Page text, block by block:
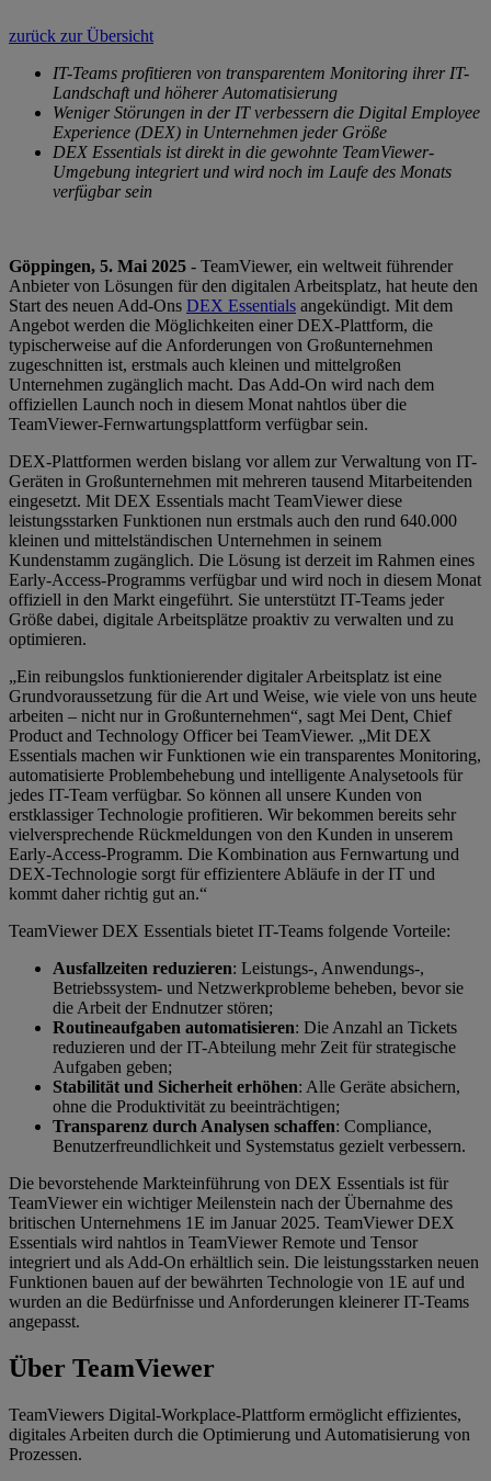
zurück zur Übersicht
IT-Teams profitieren von transparentem Monitoring ihrer IT-
Landschaft und höherer Automatisierung
Weniger Störungen in der IT verbessern die Digital Employee
Experience (DEX) in Unternehmen jeder Größe
DEX Essentials ist direkt in die gewohnte TeamViewer-
Umgebung integriert und wird noch im Laufe des Monats
verfügbar sein
Göppingen, 5. Mai 2025 - TeamViewer, ein weltweit führender
Anbieter von Lösungen für den digitalen Arbeitsplatz, hat heute den
Start des neuen Add-Ons DEX Essentials angekündigt. Mit dem
Angebot werden die Möglichkeiten einer DEX-Plattform, die
typischerweise auf die Anforderungen von Großunternehmen
zugeschnitten ist, erstmals auch kleinen und mittelgroßen
Unternehmen zugänglich macht. Das Add-On wird nach dem
offiziellen Launch noch in diesem Monat nahtlos über die
TeamViewer-Fernwartungsplattform verfügbar sein.
DEX-Plattformen werden bislang vor allem zur Verwaltung von IT-
Geräten in Großunternehmen mit mehreren tausend Mitarbeitenden
eingesetzt. Mit DEX Essentials macht TeamViewer diese
leistungsstarken Funktionen nun erstmals auch den rund 640.000
kleinen und mittelständischen Unternehmen in seinem
Kundenstamm zugänglich. Die Lösung ist derzeit im Rahmen eines
Early-Access-Programms verfügbar und wird noch in diesem Monat
offiziell in den Markt eingeführt. Sie unterstützt IT-Teams jeder
Größe dabei, digitale Arbeitsplätze proaktiv zu verwalten und zu
optimieren.
„Ein reibungslos funktionierender digitaler Arbeitsplatz ist eine
Grundvoraussetzung für die Art und Weise, wie viele von uns heute
arbeiten – nicht nur in Großunternehmen“, sagt Mei Dent, Chief
Product and Technology Officer bei TeamViewer. „Mit DEX
Essentials machen wir Funktionen wie ein transparentes Monitoring,
automatisierte Problembehebung und intelligente Analysetools für
jedes IT-Team verfügbar. So können all unsere Kunden von
erstklassiger Technologie profitieren. Wir bekommen bereits sehr
vielversprechende Rückmeldungen von den Kunden in unserem
Early-Access-Programm. Die Kombination aus Fernwartung und
DEX-Technologie sorgt für effizientere Abläufe in der IT und
kommt daher richtig gut an.“
TeamViewer DEX Essentials bietet IT-Teams folgende Vorteile:
Ausfallzeiten reduzieren: Leistungs-, Anwendungs-,
Betriebssystem- und Netzwerkprobleme beheben, bevor sie
die Arbeit der Endnutzer stören;
Routineaufgaben automatisieren: Die Anzahl an Tickets
reduzieren und der IT-Abteilung mehr Zeit für strategische
Aufgaben geben;
Stabilität und Sicherheit erhöhen: Alle Geräte absichern,
ohne die Produktivität zu beeinträchtigen;
Transparenz durch Analysen schaffen: Compliance,
Benutzerfreundlichkeit und Systemstatus gezielt verbessern.
Die bevorstehende Markteinführung von DEX Essentials ist für
TeamViewer ein wichtiger Meilenstein nach der Übernahme des
britischen Unternehmens 1E im Januar 2025. TeamViewer DEX
Essentials wird nahtlos in TeamViewer Remote und Tensor
integriert und als Add-On erhältlich sein. Die leistungsstarken neuen
Funktionen bauen auf der bewährten Technologie von 1E auf und
wurden an die Bedürfnisse und Anforderungen kleinerer IT-Teams
angepasst.
Über TeamViewer
TeamViewers Digital-Workplace-Plattform ermöglicht effizientes,
digitales Arbeiten durch die Optimierung und Automatisierung von
Prozessen.